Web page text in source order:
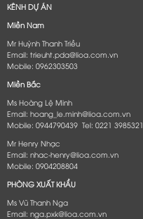
KÊNH DỰ ÁN
Miền Nam
Mr Huỳnh Thanh Triều
Email: trieuht.pda@lioa.com.vn
Mobile: 0962303503
Miền Bắc
Ms Hoàng Lệ Minh
Email: hoang_le.minh@lioa.com.vn
Mobile: 0944790439 Tel: 0221 3985321
Mr Henry Nhạc
Email: nhac-henry@lioa.com.vn
Mobile: 0904208804
PHÒNG XUẤT KHẨU
Ms Vũ Thanh Nga
Email: nga.pxk@lioa.com.vn